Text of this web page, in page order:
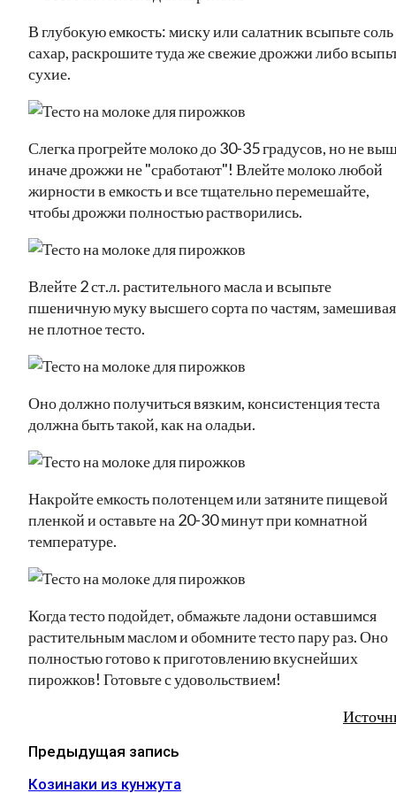
В глубокую емкость: миску или салатник всыпьте
сахар, раскрошите туда же свежие дрожжи либо
сухие.
Слегка прогрейте молоко до 30-35 градусов, но не
иначе дрожжи не "сработают"! Влейте молоко любой
жирности в емкость и все тщательно перемешайте,
чтобы дрожжи полностью растворились.
Влейте 2 ст.л. растительного масла и всыпьте
пшеничную муку высшего сорта по частям, замешивая
не плотное тесто.
Оно должно получиться вязким, консистенция теста
должна быть такой, как на оладьи.
Накройте емкость полотенцем или затяните пищевой
пленкой и оставьте на 20-30 минут при комнатной
температуре.
Когда тесто подойдет, обмажьте ладони оставшимся
растительным маслом и обомните тесто пару раз. Оно
полностью готово к приготовлению вкуснейших
пирожков! Готовьте с удовольствием!
Предыдущая запись
Козинаки из кунжута